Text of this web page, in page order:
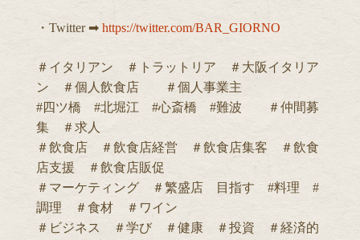
・Twitter ➡︎ https://twitter.com/BAR_GIORNO
＃イタリアン ＃トラットリア ＃大阪イタリア
ン ＃個人飲食店 ＃個人事業主
#四ツ橋 #北堀江 #心斎橋 #難波 ＃仲間募
集 ＃求人
＃飲食店 ＃飲食店経営 ＃飲食店集客 ＃飲食
店支援 ＃飲食店販促
＃マーケティング ＃繁盛店 目指す #料理 #
調理 ＃食材 ＃ワイン
＃ビジネス ＃学び ＃健康 ＃投資 ＃経済的